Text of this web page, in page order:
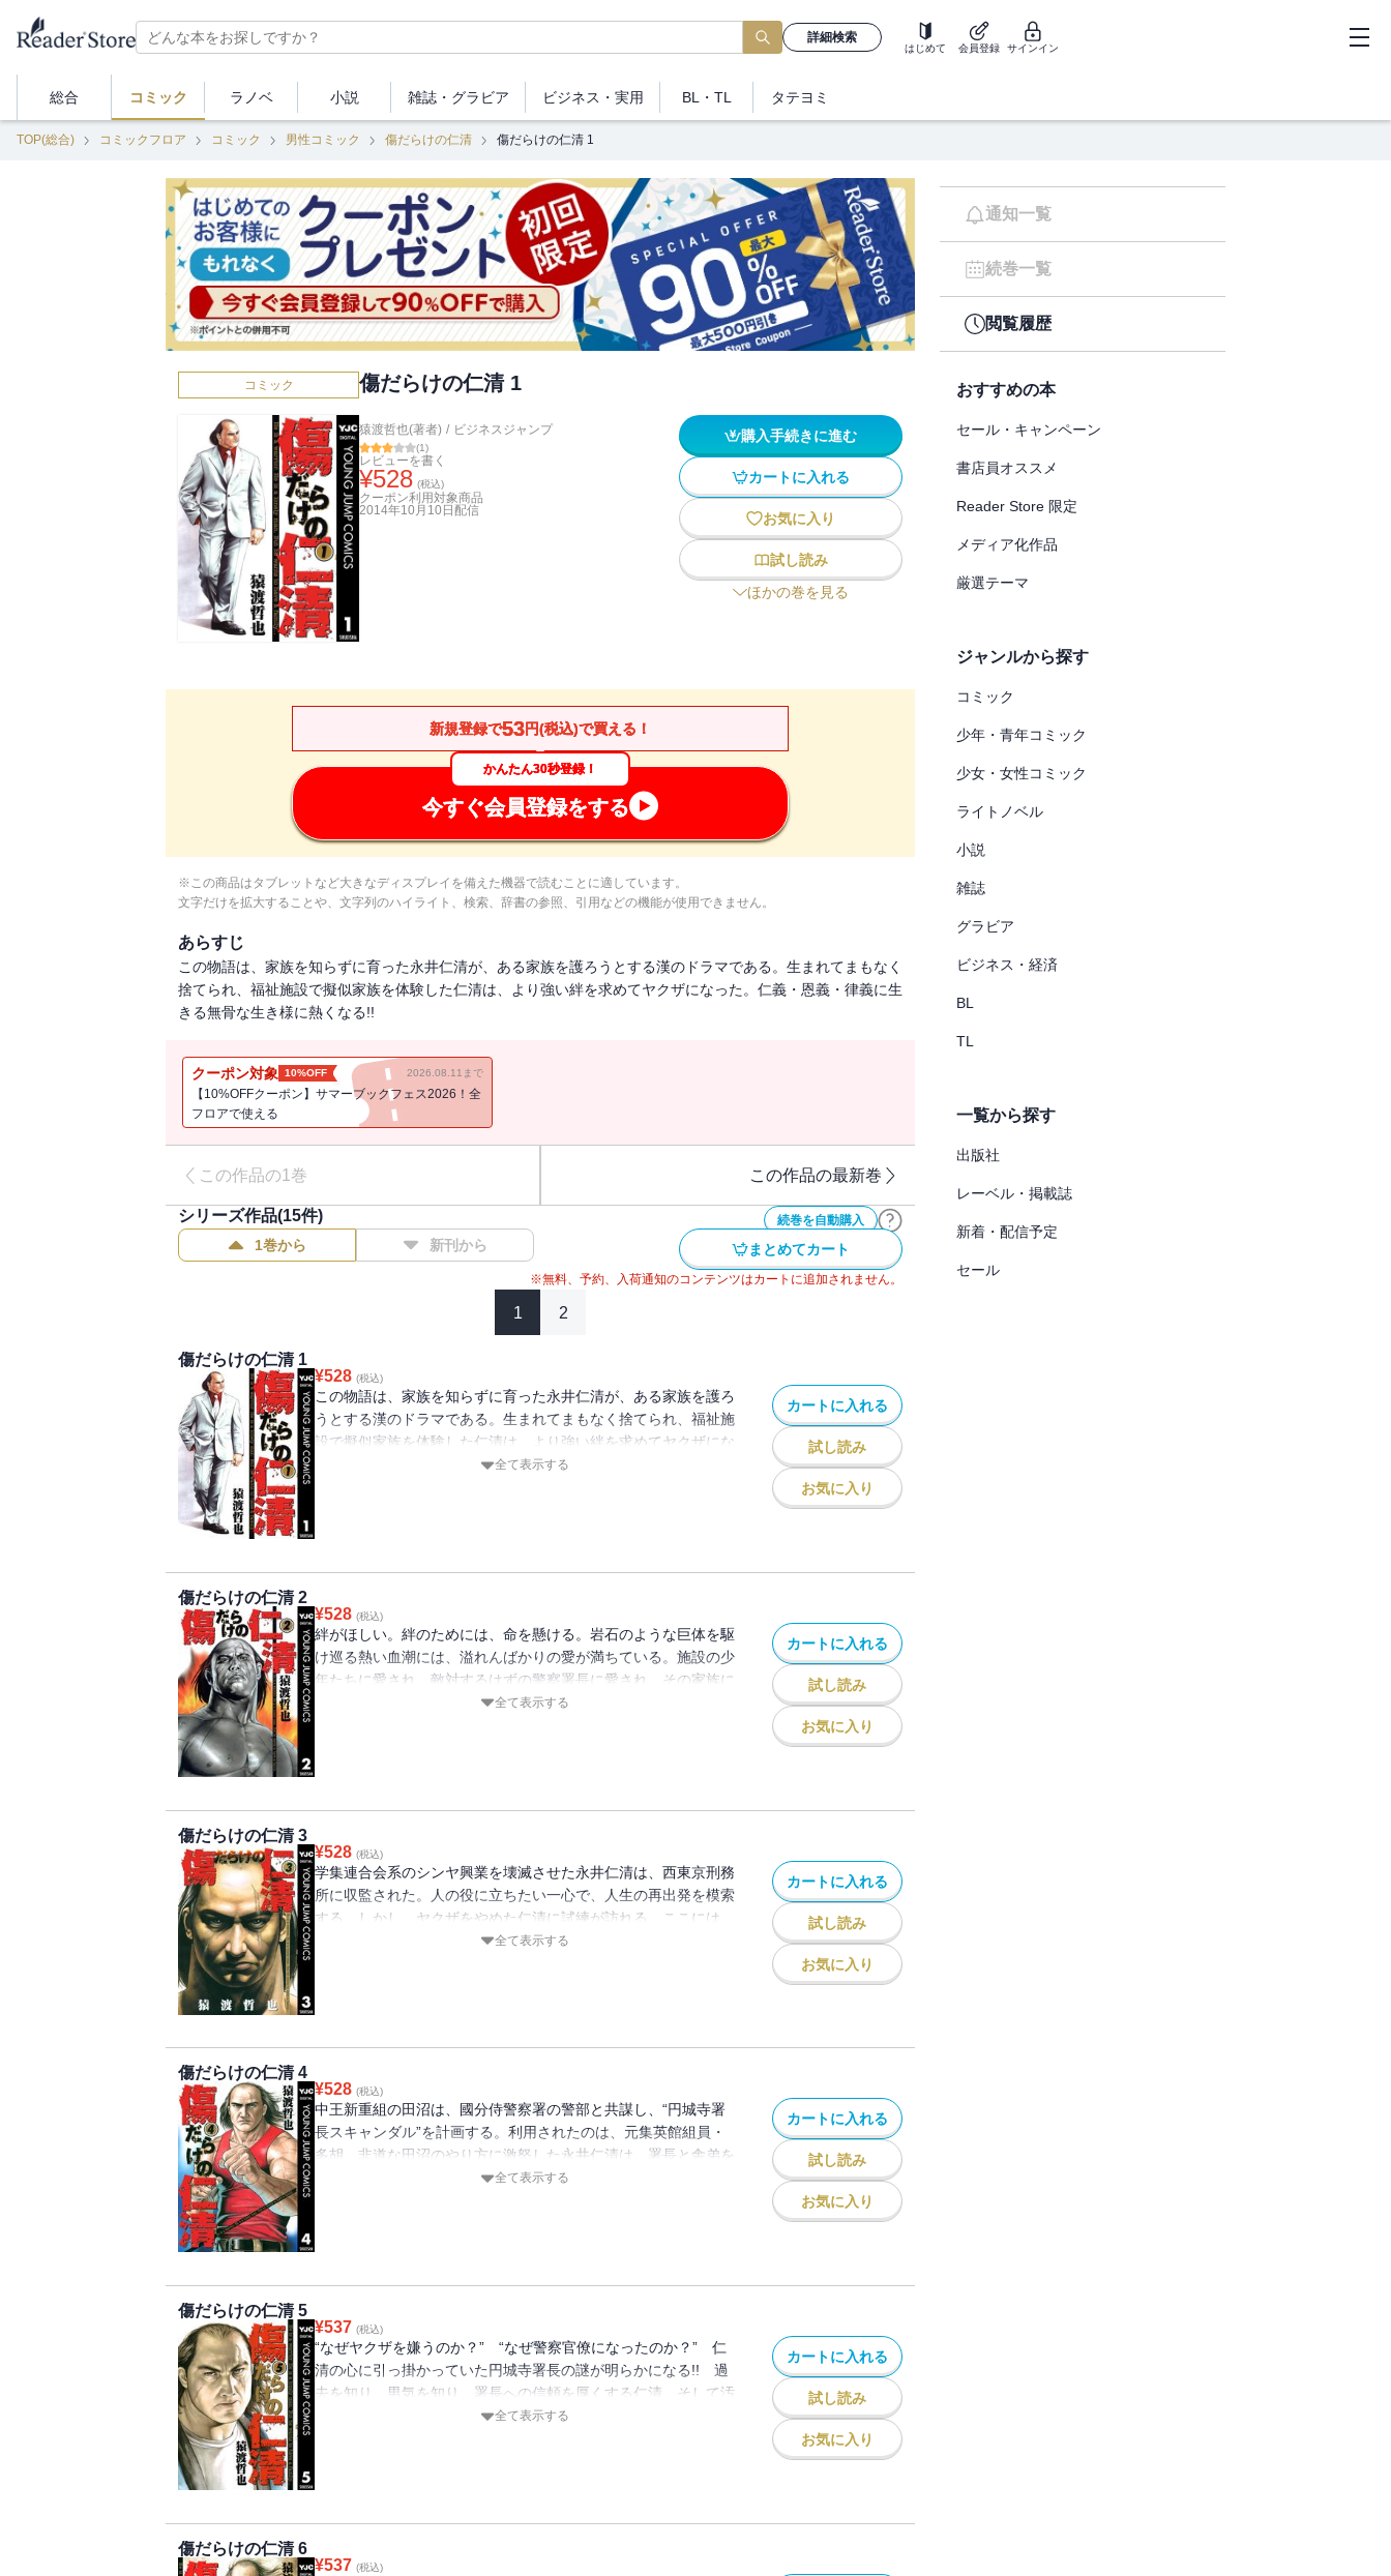
詳細検索
はじめて 会員登録 サインイン
総合 コミック ラノベ 小説 雑誌・ グラビア ビジネス ・実用 BL・TL タテヨミ
TOP(総合) コミックフロア コミック 男性コミック 傷だらけの仁清 傷だらけの仁清 1
コミック 傷だらけの仁清 1
猿渡哲也(著者) / ビジネスジャンプ
(1)
レビューを書く
¥528 (税込)
クーポン利用対象商品
2014年10月10日 配信
購入手続きに進む
カートに入れる
お気に入り
試し読み
ほかの巻を見る
新規登録で53円(税込)で買える！
かんたん30秒登録！
今すぐ会員登録をする
※この商品はタブレットなど大きなディスプレイを備えた機器で読むことに適しています。
文字だけを拡大することや、文字列のハイライト、検索、辞書の参照、引用などの機能が使用できません。
あらすじ
この物語は、家族を知らずに育った永井仁清が、ある家族を護ろうとする漢のドラマである。生まれてまもなく
捨てられ、福祉施設で擬似家族を体験した仁清は、より強い絆を求めてヤクザになった。仁義・恩義・律義に生
きる無骨な生き様に熱くなる!!
クーポン対象 10%OFF 2026.08.11まで
【10%OFFクーポン】サマーブックフェス2026！全
フロアで使える
この作品の1巻 この作品の最新巻
続巻を自動購入
シリーズ作品(15件)
1巻から 新刊から まとめてカート
※無料、予約、入荷通知のコンテンツはカートに追加されません。
1 2
傷だらけの仁清 1
¥528 (税込)
この物語は、家族を知らずに育った永井仁清が、ある家族を護ろ
うとする漢のドラマである。生まれてまもなく捨てられ、福祉施
設で擬似家族を体験した仁清は、より強い絆を求めてヤクザにな
った。仁義・恩義・律義に生きる無骨な生き様に熱くなる!!
全て表示する
カートに入れる
試し読み
お気に入り
傷だらけの仁清 2
¥528 (税込)
絆がほしい。絆のためには、命を懸ける。岩石のような巨体を駆
け巡る熱い血潮には、溢れんばかりの愛が満ちている。施設の少
年たちに愛され、敵対するはずの警察署長に愛され、その家族に
も愛されるヤクザ界のスーパースター。その名は、永井仁清。傷
全て表示する
カートに入れる
試し読み
お気に入り
傷だらけの仁清 3
¥528 (税込)
学集連合会系のシンヤ興業を壊滅させた永井仁清は、西東京刑務
所に収監された。人の役に立ちたい一心で、人生の再出発を模索
する。しかし、ヤクザをやめた仁清に試練が訪れる。ここには、
学集連合会の超大物が棲んでいたのだ。愛を尊び、哀を憂う、仁
全て表示する
カートに入れる
試し読み
お気に入り
傷だらけの仁清 4
¥528 (税込)
中王新重組の田沼は、國分侍警察署の警部と共謀し、“円城寺署
長スキャンダル”を計画する。利用されたのは、元集英館組員・
多胡。非道な田沼のやり方に激怒した永井仁清は、署長と舎弟を
護るため、中王新重組へ殴り込む!! しかし、仁清のヤクザな行
全て表示する
カートに入れる
試し読み
お気に入り
傷だらけの仁清 5
¥537 (税込)
“なぜヤクザを嫌うのか？” “なぜ警察官僚になったのか？” 仁
清の心に引っ掛かっていた円城寺署長の謎が明らかになる!! 過
去を知り、男気を知り、署長への信頼を厚くする仁清。そして汚
職、陰謀、20年前の事件…過去から現在が1本の線で繋がり仁清
全て表示する
カートに入れる
試し読み
お気に入り
傷だらけの仁清 6
¥537 (税込)
通知一覧
続巻一覧
閲覧履歴
おすすめの本
セール・キャンペーン
書店員オススメ
Reader Store 限定
メディア化作品
厳選テーマ
ジャンルから探す
コミック
少年・青年コミック
少女・女性コミック
ライトノベル
小説
雑誌
グラビア
ビジネス・経済
BL
TL
一覧から探す
出版社
レーベル・掲載誌
新着・配信予定
セール